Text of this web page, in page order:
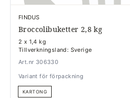
FINDUS
Broccolibuketter 2,8 kg
2 x 1,4 kg
Tillverkningsland: Sverige
Art.nr 306330
Variant för förpackning
KARTONG